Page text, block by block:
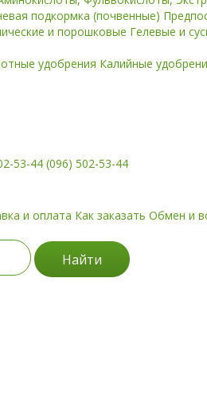
подкормка (почвенные)
и порошковые Гелевые и
удобрения Калийные
53-44 (096) 502-53-44
и оплата Как заказать Обмен и
Найти